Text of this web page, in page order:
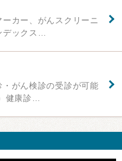
カー、がんスクリーニ
デックス…
がん検診の受診が可能
健康診…